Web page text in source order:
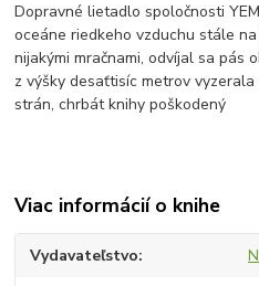
Dopravné lietadlo spoločnosti
oceáne riedkeho vzduchu stále
nijakými mračnami, odvíjal sa pás
z výšky desaťtisíc metrov
strán, chrbát knihy poškodený
Viac informácií o knihe
Vydavateľstvo